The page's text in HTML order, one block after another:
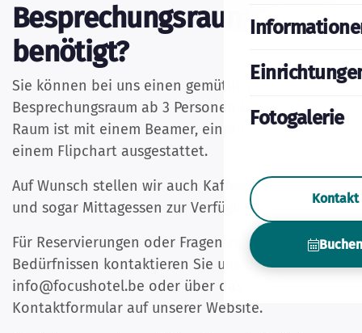
Fotogalerie
Kontakt
Besprechungsraum
benötigt?
Sie können bei uns einen gemütlichen
Besprechungsraum ab 3 Personen buchen. Der
Raum ist mit einem Beamer, einer Leinwand und
einem Flipchart ausgestattet.
Auf Wunsch stellen wir auch Kaffee, Snacks, Obst
und sogar Mittagessen zur Verfügung.
Für Reservierungen oder Fragen zu speziellen
Bedürfnissen kontaktieren Sie uns bitte unter
info@focushotel.be oder über das
Kontaktformular auf unserer Website.